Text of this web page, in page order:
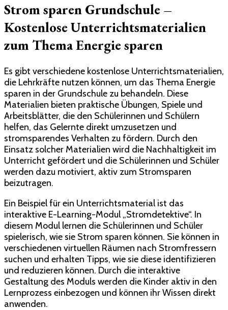
Strom sparen Grundschule –
Kostenlose Unterrichtsmaterialien
zum Thema Energie sparen
Es gibt verschiedene kostenlose Unterrichtsmaterialien,
die Lehrkräfte nutzen können, um das Thema Energie
sparen in der Grundschule zu behandeln. Diese
Materialien bieten praktische Übungen, Spiele und
Arbeitsblätter, die den Schülerinnen und Schülern
helfen, das Gelernte direkt umzusetzen und
stromsparendes Verhalten zu fördern. Durch den
Einsatz solcher Materialien wird die Nachhaltigkeit im
Unterricht gefördert und die Schülerinnen und Schüler
werden dazu motiviert, aktiv zum Stromsparen
beizutragen.
Ein Beispiel für ein Unterrichtsmaterial ist das
interaktive E-Learning-Modul „Stromdetektive“. In
diesem Modul lernen die Schülerinnen und Schüler
spielerisch, wie sie Strom sparen können. Sie können in
verschiedenen virtuellen Räumen nach Stromfressern
suchen und erhalten Tipps, wie sie diese identifizieren
und reduzieren können. Durch die interaktive
Gestaltung des Moduls werden die Kinder aktiv in den
Lernprozess einbezogen und können ihr Wissen direkt
anwenden.